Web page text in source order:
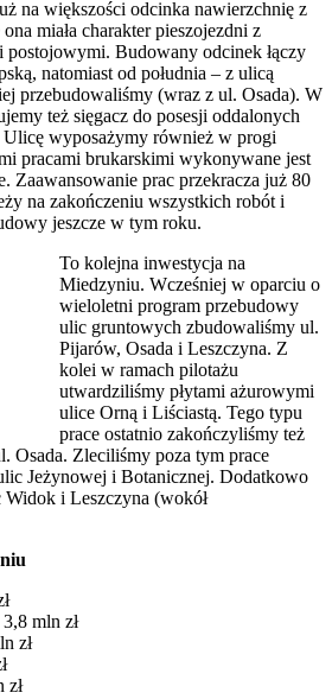
na większości odcinka nawierzchnię z
miała charakter pieszojezdni z
postojowymi. Budowany odcinek łączy
natomiast od południa – z ulicą
przebudowaliśmy (wraz z ul. Osada). W
też sięgacz do posesji oddalonych
Ulicę wyposażymy również w progi
pracami brukarskimi wykonywane jest
Zaawansowanie prac przekracza już 80
na zakończeniu wszystkich robót i
jeszcze w tym roku.
To kolejna inwestycja na
Miedzyniu. Wcześniej w oparciu o
wieloletni program przebudowy
ulic gruntowych zbudowaliśmy ul.
Pijarów, Osada i Leszczyna. Z
kolei w ramach pilotażu
utwardziliśmy płytami ażurowymi
ulice Orną i Liściastą. Tego typu
prace ostatnio zakończyliśmy też
Osada. Zleciliśmy poza tym prace
Jeżynowej i Botanicznej. Dodatkowo
i Leszczyna (wokół
mln zł
zł
zł